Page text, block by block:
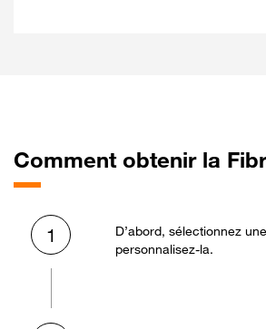
Comment obtenir la
1
D’abord, sélectionnez
personnalisez-la.